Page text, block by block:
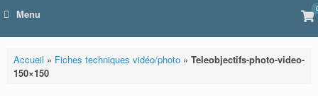
Menu 0
Accueil » Fiches techniques vidéo/photo» Teleobjectifs-photo-video-
150×150